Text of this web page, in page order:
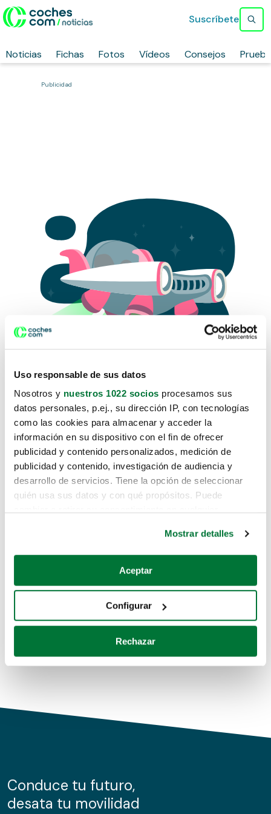
Uso responsable de sus datos
Nosotros y nuestros 1022 socios procesamos sus
datos personales, p.ej., su dirección IP, con tecnologías
como las cookies para almacenar y acceder la
información en su dispositivo con el fin de ofrecer
publicidad y contenido personalizados, medición de
publicidad y contenido, investigación de audiencia y
desarrollo de servicios. Tiene la opción de seleccionar
quién usa sus datos y con qué propósitos. Puede
Si lo permite, también quisiéramos:
Recopilar información sobre su ubicación geográfica
Identificar su dispositivo analizándolo activamente
para buscar características específicas (huellas
Obtenga más información sobre cómo se procesan sus
de cookies.
información sobre el uso que haga del sitio web con
nuestros partners de redes sociales, publicidad y análisis
Mostrar detalles
Aceptar
Configurar
Rechazar
Noticias Fichas Fotos Vídeos Consejos
Suscríbete
Publicidad
Lo sentimos, no sabemos como
te hemos traido hasta aquí.
Pero puedes encontrar el coche que estás
buscando en alguno de estos enlaces:
Coches de segunda mano
Coches de km0
Conduce tu futuro,
desata tu movilidad